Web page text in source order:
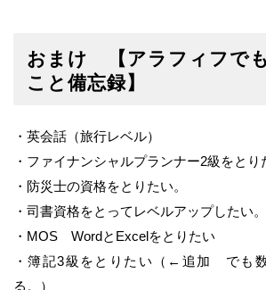
おまけ 【アラフィフで
こと備忘録】
・英会話（旅行レベル）
・ファイナンシャルプランナー2級をとり
・防災士の資格をとりたい。
・司書資格をとってレベルアップしたい。
・MOS WordとExcelをとりたい
・簿記3級をとりたい（←追加 でも
る。）